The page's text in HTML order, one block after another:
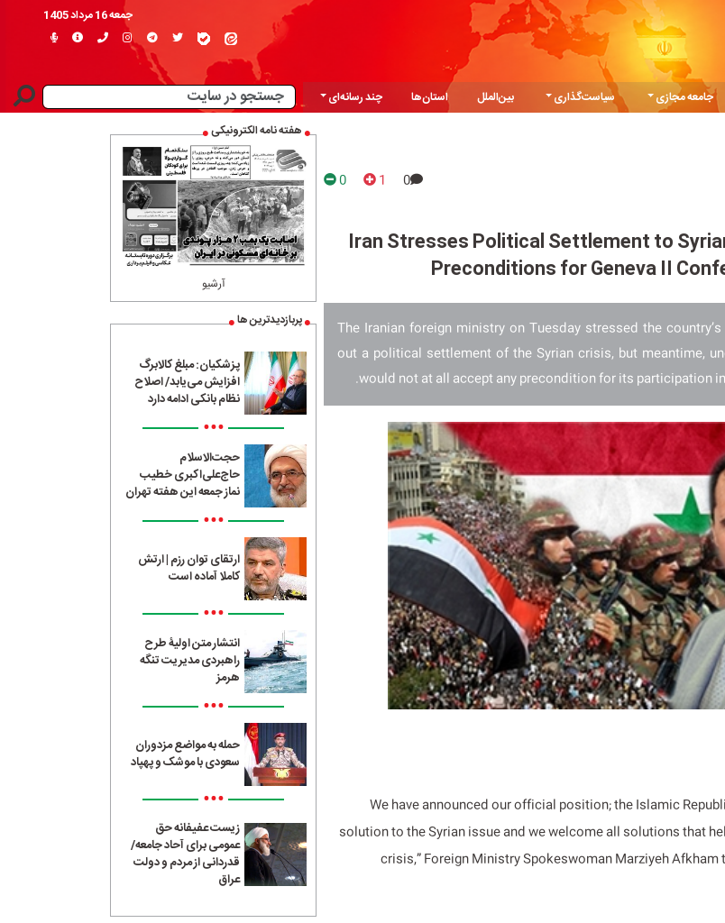
جمعه 16 مرداد 1405
جامعه مجازی سیاست‌گذاری بین‌الملل استان‌ها
چند رسانه‌ای
0
1
0
Iran Stresses Political Settlement to
Preconditions for Geneva II
The Iranian foreign ministry on Tuesday stressed the
out a political settlement of the Syrian crisis, but meantime,
would not at all accept any precondition for its participation
“We have announced our official position; the Islamic
solution to the Syrian issue and we welcome all solutions that
crisis,” Foreign Ministry Spokeswoman Marziyeh
هفته نامه الکترونیکی
آرشیو
پربازدیدترین ها
پزشکیان: مبلغ کالابرگ
افزایش می‌یابد/ اصلاح
نظام بانکی ادامه دارد
•••
حجت‌الاسلام
حاج‌علی‌اکبری خطیب
نماز جمعه این هفته تهران
•••
ارتقای توان رزم | ارتش
کاملا آماده است
•••
انتشار متن اولیۀ طرح
راهبردی مدیریت تنگه
هرمز
•••
حمله به مواضع مزدوران
سعودی با موشک و پهپاد
•••
زیست عفیفانه حق
عمومی برای آحاد جامعه/
قدردانی از مردم و دولت
عراق